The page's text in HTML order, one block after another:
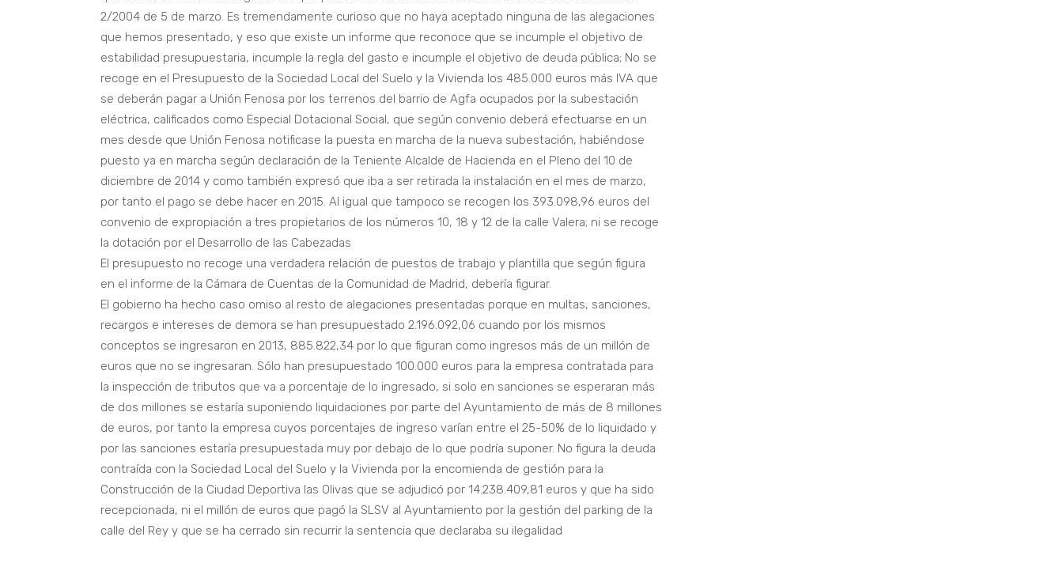
2/2004 de 5 de marzo. Es tremendamente curioso que no haya aceptado ninguna de las alegaciones
que hemos presentado, y eso que existe un informe que reconoce que se incumple el objetivo de
estabilidad presupuestaria, incumple la regla del gasto e incumple el objetivo de deuda pública; No se
recoge en el Presupuesto de la Sociedad Local del Suelo y la Vivienda los 485.000 euros más IVA que
se deberán pagar a Unión Fenosa por los terrenos del barrio de Agfa ocupados por la subestación
eléctrica, calificados como Especial Dotacional Social, que según convenio deberá efectuarse en un
mes desde que Unión Fenosa notificase la puesta en marcha de la nueva subestación, habiéndose
puesto ya en marcha según declaración de la Teniente Alcalde de Hacienda en el Pleno del 10 de
diciembre de 2014 y como también expresó que iba a ser retirada la instalación en el mes de marzo,
por tanto el pago se debe hacer en 2015. Al igual que tampoco se recogen los 393.098,96 euros del
convenio de expropiación a tres propietarios de los números 10, 18 y 12 de la calle Valera; ni se recoge
la dotación por el Desarrollo de las Cabezadas
El presupuesto no recoge una verdadera relación de puestos de trabajo y plantilla que según figura
en el informe de la Cámara de Cuentas de la Comunidad de Madrid, debería figurar.
El gobierno ha hecho caso omiso al resto de alegaciones presentadas porque en multas, sanciones,
recargos e intereses de demora se han presupuestado 2.196.092,06 cuando por los mismos
conceptos se ingresaron en 2013, 885.822,34 por lo que figuran como ingresos más de un millón de
euros que no se ingresaran. Sólo han presupuestado 100.000 euros para la empresa contratada para
la inspección de tributos que va a porcentaje de lo ingresado, si solo en sanciones se esperaran más
de dos millones se estaría suponiendo liquidaciones por parte del Ayuntamiento de más de 8 millones
de euros, por tanto la empresa cuyos porcentajes de ingreso varían entre el 25-50% de lo liquidado y
por las sanciones estaría presupuestada muy por debajo de lo que podría suponer. No figura la deuda
contraída con la Sociedad Local del Suelo y la Vivienda por la encomienda de gestión para la
Construcción de la Ciudad Deportiva las Olivas que se adjudicó por 14.238.409,81 euros y que ha sido
recepcionada, ni el millón de euros que pagó la SLSV al Ayuntamiento por la gestión del parking de la
calle del Rey y que se ha cerrado sin recurrir la sentencia que declaraba su ilegalidad